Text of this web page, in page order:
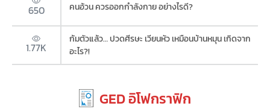
650 คนอ้วน ควรออกกำลังกาย อย่างไรดี?
1.77K
ก้มตัวแล้ว… ปวดศีรษะ เวียนหัว เหมือนบ้านหมุน เกิดจาก
อะไร?!
GED อิโฟกราฟิก